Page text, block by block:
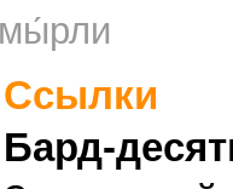
мы́рли
Ссылки
Бард-